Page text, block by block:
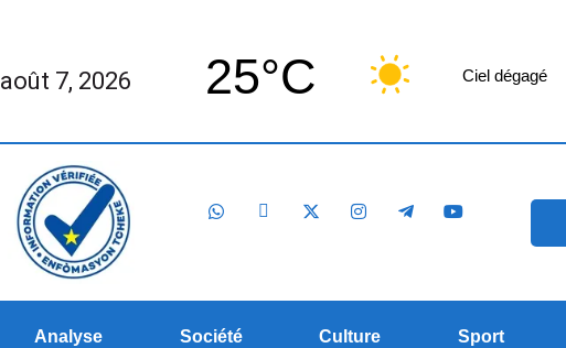
août 7, 2026 25°C Ciel dégagé
Analyse Société Culture Sport